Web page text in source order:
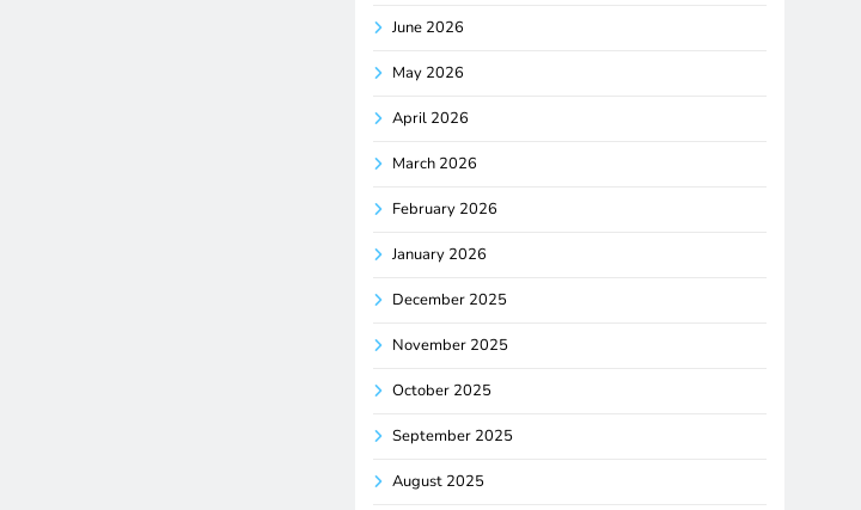
June 2026
May 2026
April 2026
March 2026
February 2026
January 2026
December 2025
November 2025
October 2025
September 2025
August 2025